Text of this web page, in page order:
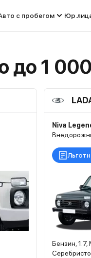
с пробегом
до 1
Niva
Бензин,